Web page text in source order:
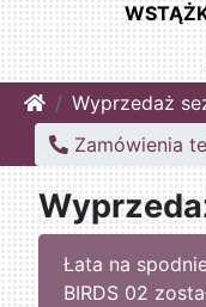
HomeWyprzedaż
Zamówienia
Łata na
BIRDS 02